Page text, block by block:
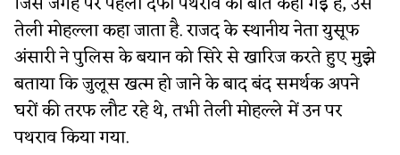
तेली मोहल्ला कहा जाता है. राजद के स्थानीय नेता युसूफ
अंसारी ने पुलिस के बयान को सिरे से खारिज करते हुए मुझे
बताया कि जुलूस खत्म हो जाने के बाद बंद समर्थक अपने
घरों की तरफ लौट रहे थे, तभी तेली मोहल्ले में उन पर
पथराव किया गया.